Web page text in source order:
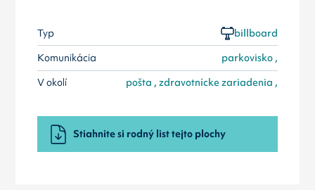
Typ
billboard
Komunikácia
parkovisko ,
V okolí
pošta , zdravotnícke zariadenia ,
Stiahnite si rodný list tejto plochy